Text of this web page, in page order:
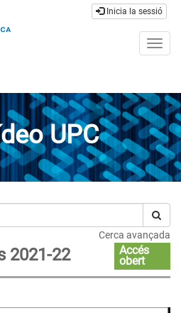
Inicia la sessió
UPC
Cerca avançada
2021-22
Accés
obert